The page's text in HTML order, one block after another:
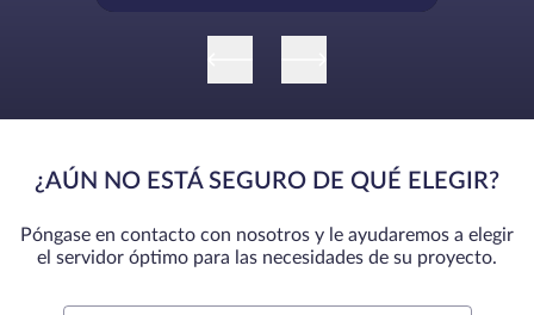
¿AÚN NO ESTÁ SEGURO DE QUÉ ELEGIR?
Póngase en contacto con nosotros y le ayudaremos a elegir
el servidor óptimo para las necesidades de su proyecto.